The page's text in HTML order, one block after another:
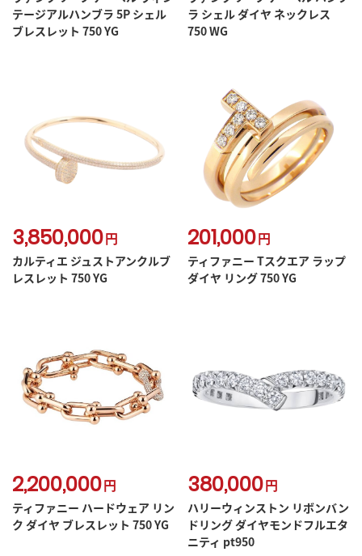
テージアルハンブラ 5P シェル
ブレスレット 750 YG
ラ シェル ダイヤ ネックレス
750 WG
3,850,000円
カルティエ ジュストアンクルブ
レスレット 750 YG
201,000円
ティファニー Tスクエア ラップ
ダイヤ リング 750 YG
2,200,000円
ティファニー ハードウェア リン
ク ダイヤ ブレスレット 750 YG
380,000円
ハリーウィンストン リボンバン
ドリング ダイヤモンドフルエタ
ニティ pt950